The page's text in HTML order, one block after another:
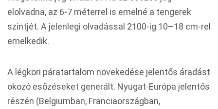
elolvadna, az 6-7 méterrel is emelné a tengerek
szintjét. A jelenlegi olvadással 2100-ig 10–18 cm-rel
emelkedik.
A légköri páratartalom növekedése jelentős áradást
okozó esőzéseket generált. Nyugat-Európa jelentős
részén (Belgiumban, Franciaországban,